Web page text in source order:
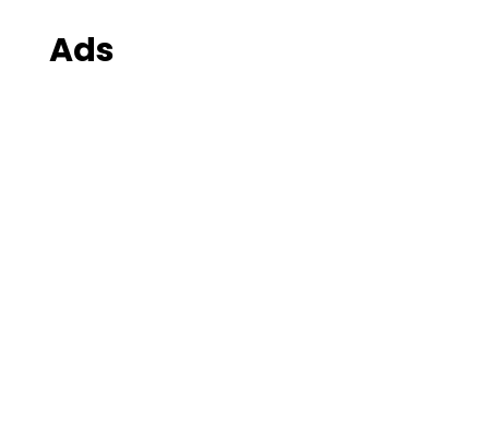
Ads